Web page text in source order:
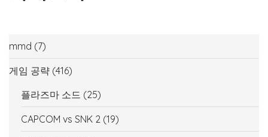
mmd (7)
게임 공략 (416)
플라즈마 소드 (25)
CAPCOM vs SNK 2 (19)